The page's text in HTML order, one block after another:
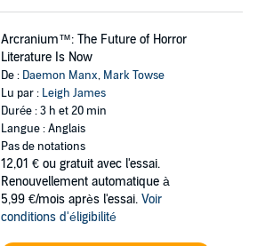
Arcranium™: The Future of Horror
Literature Is Now
De : Daemon Manx, Mark Towse
Lu par : Leigh James
Durée : 3 h et 20 min
Langue : Anglais
Pas de notations
12,01 € ou gratuit avec l'essai.
Renouvellement automatique à
5,99 €/mois après l'essai. Voir
conditions d'éligibilité